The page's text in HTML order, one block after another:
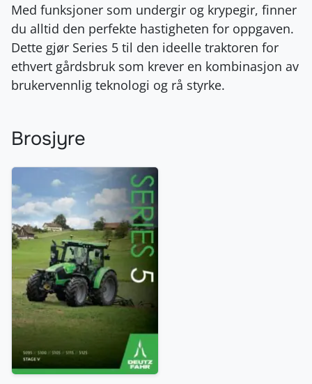
Med funksjoner som undergir og krypegir, finner
du alltid den perfekte hastigheten for oppgaven.
Dette gjør Series 5 til den ideelle traktoren for
ethvert gårdsbruk som krever en kombinasjon av
brukervennlig teknologi og rå styrke.
Brosjyre